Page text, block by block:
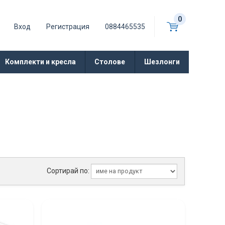
0
Вход
Регистрация 0884465535
Комплекти и кресла Столове Шезлонги
Сортирай по: